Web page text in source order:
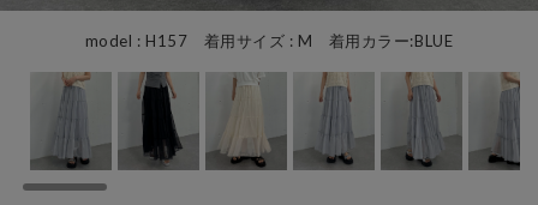
model : H157 着用サイズ : M 着用カラー:BLUE